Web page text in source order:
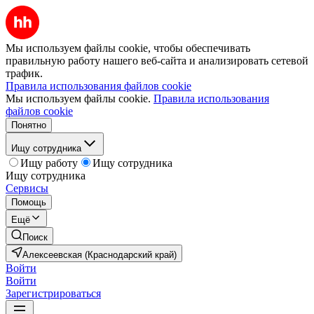
Мы используем файлы cookie, чтобы обеспечивать
правильную работу нашего веб-сайта и анализировать сетевой
трафик.
Правила использования файлов cookie
Мы используем файлы cookie. Правила использования
файлов cookie
Понятно
Ищу сотрудника
Ищу работу
Ищу сотрудника
Ищу сотрудника
Сервисы
Помощь
Ещё
Поиск
Алексеевская (Краснодарский край)
Войти
Войти
Зарегистрироваться